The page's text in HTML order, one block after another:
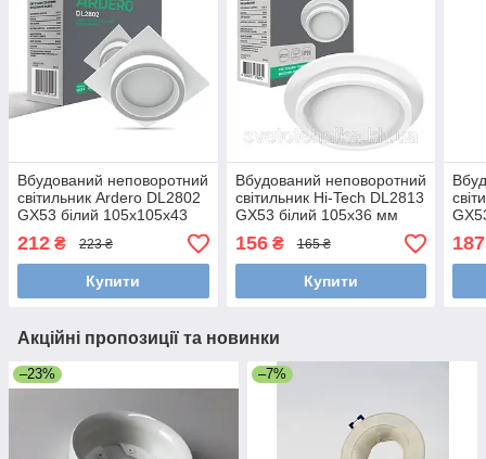
Вбудований неповоротний
світильник Ardero DL2802
GX53 білий 105х105x43
мм
212 ₴ 223 ₴
Купити
Вбудований неповоротний
світильник Hi-Tech DL2813
GX53 білий 105x36 мм
156₴ 165 ₴
Купити
мм
187
Акційні пропозиції та новинки
–23% –7%